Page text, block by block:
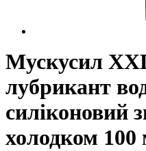
Мускусил
лубрикант
силіконовий
холодком 100